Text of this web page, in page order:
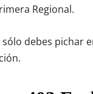
Regional.
debes pichar